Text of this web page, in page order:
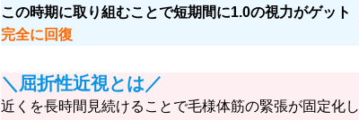
この時期に取り組むことで短期間に1.0の視力がゲット
完全に回復
＼屈折性近視とは／
近くを長時間見続けることで毛様体筋の緊張が固定化し